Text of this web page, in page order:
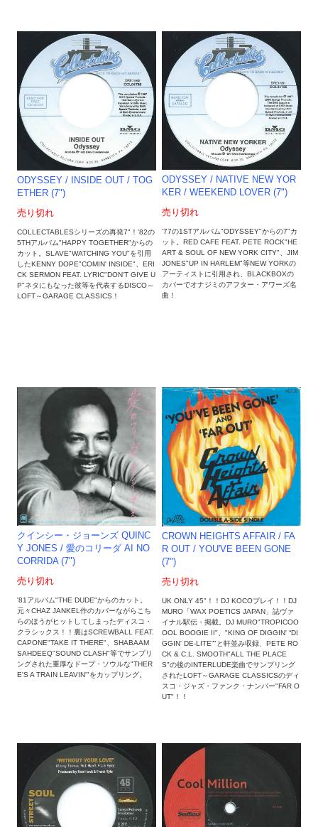
ODYSSEY / INSIDE OUT / TOG
ETHER (7")
売り切れ
COLLECTABLESシリーズの再発7"！'82の
5THアルバム"HAPPY TOGETHER"からの
カット。SLAVE"WATCHING YOU"を引用
したKENNY DOPE"COMIN' INSIDE"、ERI
CK SERMON FEAT. LYRIC"DON'T GIVE U
P"ネタにもなった彼等を代表するDISCO～
LOFT～GARAGE CLASSICS！
ODYSSEY / NATIVE NEW YOR
KER / WEEKEND LOVER (7")
売り切れ
'77の1STアルバム"ODYSSEY"からの7"カ
ット。RED CAFE FEAT. PETE ROCK"HE
ART & SOUL OF NEW YORK CITY"、JIM
JONES"UP IN HARLEM"等NEW YORKの
アーティストに引用され、BLACKBOXの
カバーでオナジミのアフター・アワーズ名
曲！
クインシー・ジョーンズ QUINC
Y JONES / 愛のコリーダ AI NO
CORRIDA (7")
売り切れ
'81アルバム"THE DUDE"からのカット。
元々CHAZ JANKEL作のカバーながらこち
らのほうがヒットしてしまったディスコ・
クラシックス！！裏はSCREWBALL FEAT.
CAPONE"TAKE IT THERE"、SHABAAM
SAHDEEQ"SOUND CLASH"等でサンプリ
ングされた重厚なドープ・ソウルな"THER
E'S A TRAIN LEAVIN'"をカップリング。
CROWN HEIGHTS AFFAIR ‎/ FA
R OUT / YOU'VE BEEN GONE
(7")
売り切れ
UK ONLY 45"！！DJ KOCOプレイ！！DJ
MURO「WAX POETICS JAPAN」誌ヴァ
イナル駅伝・掲載。DJ MURO"TROPICOO
OOL BOOGIE II"、"KING OF DIGGIN' “DI
GGIN' DE-LITE”"と軒並み収録、PETE RO
CK & C.L. SMOOTH"ALL THE PLACE
S"の後のINTERLUDE楽曲でサンプリング
されたLOFT～GARAGE CLASSICSのディ
スコ・ジャズ・ファンク・ナンバー"FAR O
UT"！！